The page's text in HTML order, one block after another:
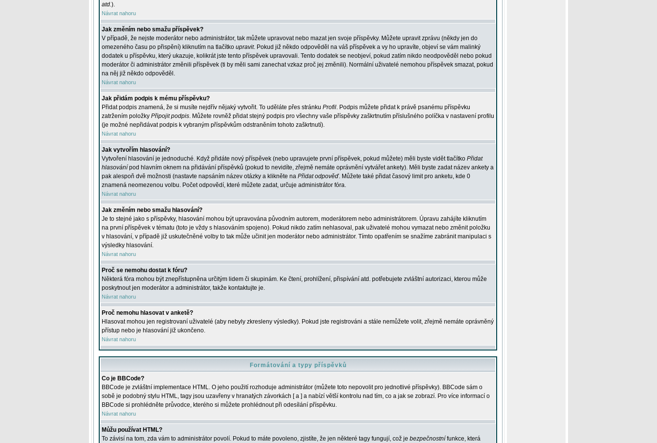
atd.).
Návrat nahoru
Jak změním nebo smažu příspěvek?
V případě, že nejste moderátor nebo administrátor, tak můžete upravovat nebo mazat jen svoje příspěvky. Můžete upravit zprávu (někdy jen do
omezeného času po přispění) kliknutím na tlačítko upravit. Pokud již někdo odpověděl na váš příspěvek a vy ho upravíte, objeví se vám malinký
dodatek u příspěvku, který ukazuje, kolikrát jste tento příspěvek upravovali. Tento dodatek se neobjeví, pokud zatím nikdo neodpověděl nebo pokud
moderátor či administrátor změnili příspěvek (ti by měli sami zanechat vzkaz proč jej změnili). Normální uživatelé nemohou příspěvek smazat, pokud
na něj již někdo odpověděl.
Návrat nahoru
Jak přidám podpis k mému příspěvku?
Přidat podpis znamená, že si musíte nejdřív nějaký vytvořit. To uděláte přes stránku Profil. Podpis můžete přidat k právě psanému příspěvku
zatržením položky Připojit podpis. Můžete rovněž přidat stejný podpis pro všechny vaše příspěvky zaškrtnutím příslušného políčka v nastavení profilu
(je možné nepřidávat podpis k vybraným příspěvkům odstraněním tohoto zaškrtnutí).
Návrat nahoru
Jak vytvořím hlasování?
Vytvoření hlasování je jednoduché. Když přidáte nový příspěvek (nebo upravujete první příspěvek, pokud můžete) měli byste vidět tlačítko Přidat
hlasování pod hlavním oknem na přidávání příspěvků (pokud to nevidíte, zřejmě nemáte oprávnění vytvářet ankety). Měli byste zadat název ankety a
pak alespoň dvě možnosti (nastavte napsáním název otázky a klikněte na Přidat odpověď. Můžete také přidat časový limit pro anketu, kde 0
znamená neomezenou volbu. Počet odpovědí, které můžete zadat, určuje administrátor fóra.
Návrat nahoru
Jak změním nebo smažu hlasování?
Je to stejné jako s příspěvky, hlasování mohou být upravována původním autorem, moderátorem nebo administrátorem. Úpravu zahájíte kliknutím
na první příspěvek v tématu (toto je vždy s hlasováním spojeno). Pokud nikdo zatím nehlasoval, pak uživatelé mohou vymazat nebo změnit položku
v hlasování, v případě již uskutečněné volby to tak může učinit jen moderátor nebo administrátor. Tímto opatřením se snažíme zabránit manipulaci s
výsledky hlasování.
Návrat nahoru
Proč se nemohu dostat k fóru?
Některá fóra mohou být znepřístupněna určitým lidem či skupinám. Ke čtení, prohlížení, přispívání atd. potřebujete zvláštní autorizaci, kterou může
poskytnout jen moderátor a administrátor, takže kontaktujte je.
Návrat nahoru
Proč nemohu hlasovat v anketě?
Hlasovat mohou jen registrovaní uživatelé (aby nebyly zkresleny výsledky). Pokud jste registrováni a stále nemůžete volit, zřejmě nemáte oprávněný
přístup nebo je hlasování již ukončeno.
Návrat nahoru
Formátování a typy příspěvků
Co je BBCode?
BBCode je zvláštní implementace HTML. O jeho použití rozhoduje administrátor (můžete toto nepovolit pro jednotlivé příspěvky). BBCode sám o
sobě je podobný stylu HTML, tagy jsou uzavřeny v hranatých závorkách [ a ] a nabízí větší kontrolu nad tím, co a jak se zobrazí. Pro více informací o
BBCode si prohlédněte průvodce, kterého si můžete prohlédnout při odesílání příspěvku.
Návrat nahoru
Můžu používat HTML?
To závisí na tom, zda vám to administrátor povolí. Pokud to máte povoleno, zjistíte, že jen některé tagy fungují, což je bezpečnostní funkce, která